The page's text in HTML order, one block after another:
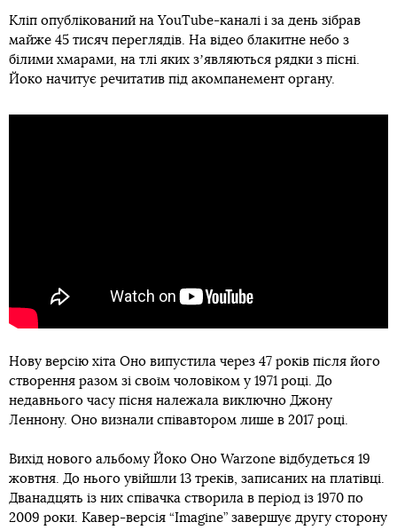
Кліп опублікований на YouTube-каналі і за день зібрав
майже 45 тисяч переглядів. На відео блакитне небо з
білими хмарами, на тлі яких зʼявляються рядки з пісні.
Йоко начитує речитатив під акомпанемент органу.
Нову версію хіта Оно випустила через 47 років після його
створення разом зі своїм чоловіком у 1971 році. До
недавнього часу пісня належала виключно Джону
Леннону. Оно визнали співавтором лише в 2017 році.
Вихід нового альбому Йоко Оно Warzone відбудеться 19
жовтня. До нього увійшли 13 треків, записаних на платівці.
Дванадцять із них співачка створила в період із 1970 по
2009 роки. Кавер-версія “Imagine” завершує другу сторону